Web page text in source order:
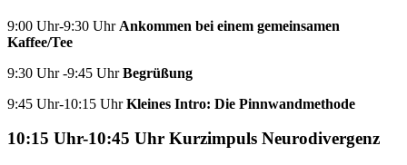
9:00 Uhr-9:30 Uhr Ankommen bei einem gemeinsamen
Kaffee/Tee
9:30 Uhr -9:45 UhrBegrüßung
9:45 Uhr-10:15 UhrKleines Intro: Die Pinnwandmethode
10:15 Uhr-10:45 Uhr Kurzimpuls Neurodivergenz